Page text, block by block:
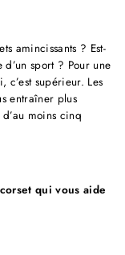
amincissants ? Est-
sport ? Pour une
supérieur. Les
entraîner plus
moins cinq
qui vous aide